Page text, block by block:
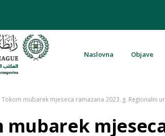
Naslovna Objave
Tokom mubarek mjeseca ramazana 2023. g. Regionalni
mubarek